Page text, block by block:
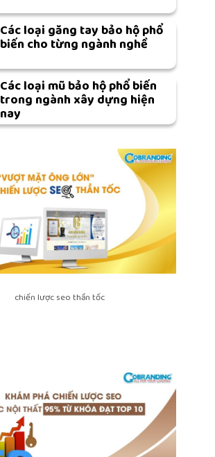
Các loại găng tay bảo hộ phổ
biến cho từng ngành nghề
Các loại mũ bảo hộ phổ biến
trong ngành xây dựng hiện
nay
chiến lược seo thần tốc